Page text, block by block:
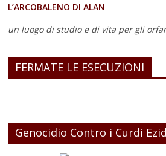
L’ARCOBALENO DI ALAN
un luogo di studio e di vita per gli
FERMATE LE ESECUZIONI
Genocidio Contro i Curdi